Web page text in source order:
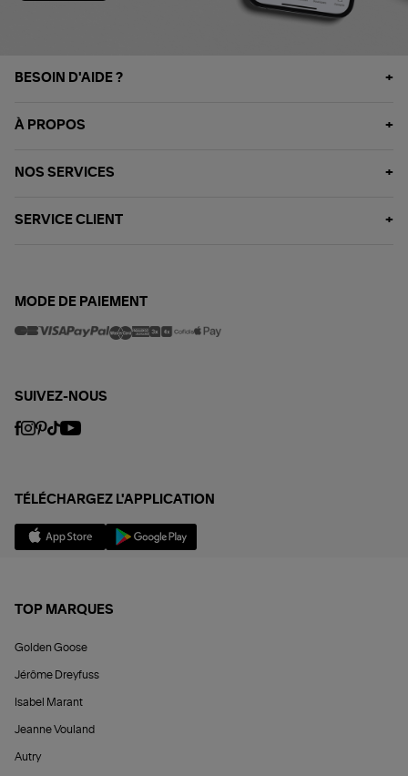
BESOIN D'AIDE ?
À PROPOS
NOS SERVICES
SERVICE CLIENT
MODE DE PAIEMENT
SUIVEZ-NOUS
TÉLÉCHARGEZ L'APPLICATION
TOP MARQUES
Golden Goose
Jérôme Dreyfuss
Isabel Marant
Jeanne Vouland
Autry